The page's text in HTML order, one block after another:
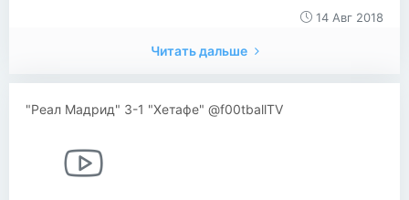
14 Авг 2018
Читать дальше
"Реал Мадрид" 3-1 "Хетафе" @f00tballTV